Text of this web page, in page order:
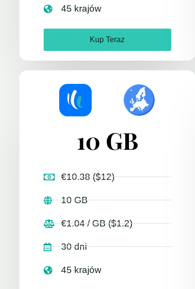
45 krajów
Kup Teraz
10 GB
€10.38 ($12)
10 GB
€1.04 / GB ($1.2)
30 dni
45 krajów